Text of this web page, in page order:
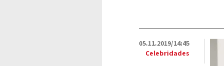
05.11.2019/14:45
Celebridades